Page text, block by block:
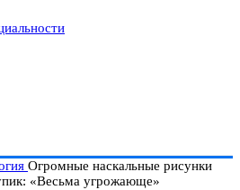
Огромные наскальные рисунки
«Весьма угрожающе»